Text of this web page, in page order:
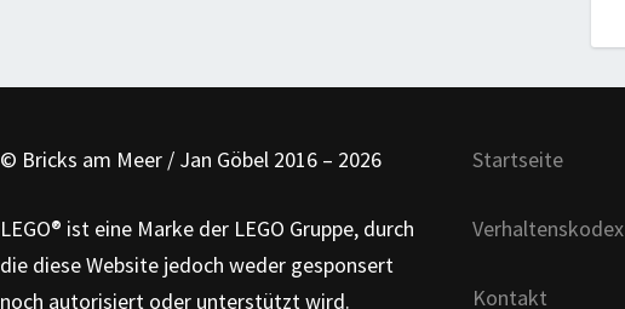
© Bricks am Meer / Jan Göbel 2016 – 2026
LEGO® ist eine Marke der LEGO Gruppe, durch
die diese Website jedoch weder gesponsert
noch autorisiert oder unterstützt wird.
Startseite
Verhaltenskodex
Kontakt